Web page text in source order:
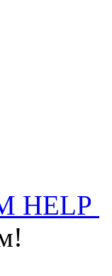
HELP